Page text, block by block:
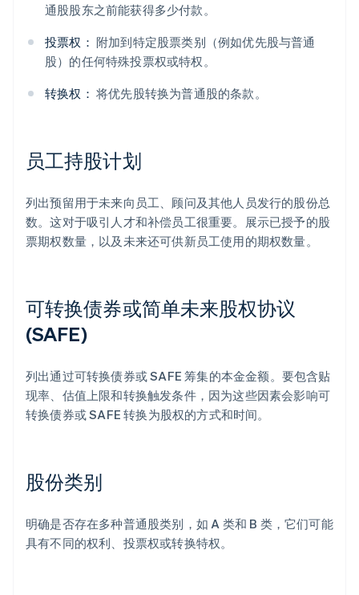
通股股东之前能获得多少付款。
投票权： 附加到特定股票类别（例如优先股与普通
股）的任何特殊投票权或特权。
转换权： 将优先股转换为普通股的条款。
员工持股计划
列出预留用于未来向员工、顾问及其他人员发行的股份总
数。这对于吸引人才和补偿员工很重要。展示已授予的股
票期权数量，以及未来还可供新员工使用的期权数量。
可转换债券或简单未来股权协议
(SAFE)
列出通过可转换债券或 SAFE 筹集的本金金额。要包含贴
现率、估值上限和转换触发条件，因为这些因素会影响可
转换债券或 SAFE 转换为股权的方式和时间。
股份类别
明确是否存在多种普通股类别，如 A 类和 B 类，它们可能
具有不同的权利、投票权或转换特权。